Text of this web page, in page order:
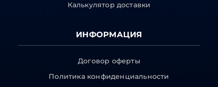
Калькулятор доставки
ИНФОРМАЦИЯ
Договор оферты
Политика конфиденциальности